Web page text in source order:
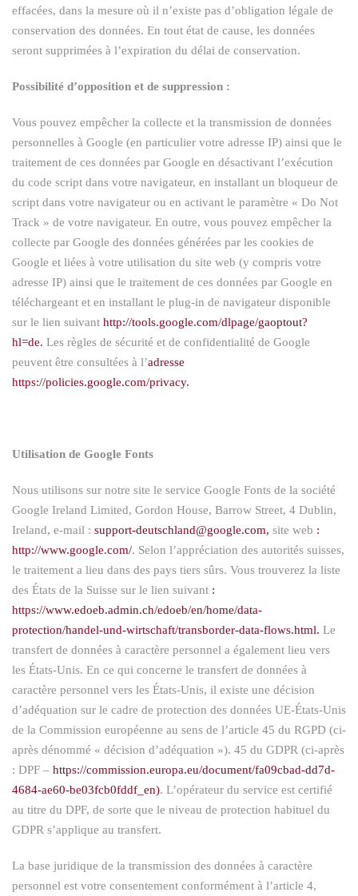
effacées, dans la mesure où il n’existe pas d’obligation légale de
conservation des données. En tout état de cause, les données
seront supprimées à l’expiration du délai de conservation.
Possibilité d’opposition et de suppression :
Vous pouvez empêcher la collecte et la transmission de données
personnelles à Google (en particulier votre adresse IP) ainsi que le
traitement de ces données par Google en désactivant l’exécution
du code script dans votre navigateur, en installant un bloqueur de
script dans votre navigateur ou en activant le paramètre « Do Not
Track » de votre navigateur. En outre, vous pouvez empêcher la
collecte par Google des données générées par les cookies de
Google et liées à votre utilisation du site web (y compris votre
adresse IP) ainsi que le traitement de ces données par Google en
téléchargeant et en installant le plug-in de navigateur disponible
sur le lien suivant http://tools.google.com/dlpage/gaoptout?
hl=de. Les règles de sécurité et de confidentialité de Google
peuvent être consultées à l’adresse
https://policies.google.com/privacy.
Utilisation de Google Fonts
Nous utilisons sur notre site le service Google Fonts de la société
Google Ireland Limited, Gordon House, Barrow Street, 4 Dublin,
Ireland, e-mail : support-deutschland@google.com, site web :
http://www.google.com/. Selon l’appréciation des autorités suisses,
le traitement a lieu dans des pays tiers sûrs. Vous trouverez la liste
des États de la Suisse sur le lien suivant :
https://www.edoeb.admin.ch/edoeb/en/home/data-
protection/handel-und-wirtschaft/transborder-data-flows.html. Le
transfert de données à caractère personnel a également lieu vers
les États-Unis. En ce qui concerne le transfert de données à
caractère personnel vers les États-Unis, il existe une décision
d’adéquation sur le cadre de protection des données UE-États-Unis
de la Commission européenne au sens de l’article 45 du RGPD (ci-
après dénommé « décision d’adéquation »). 45 du GDPR (ci-après
: DPF – https://commission.europa.eu/document/fa09cbad-dd7d-
4684-ae60-be03fcb0fddf_en). L’opérateur du service est certifié
au titre du DPF, de sorte que le niveau de protection habituel du
GDPR s’applique au transfert.
La base juridique de la transmission des données à caractère
personnel est votre consentement conformément à l’article 4,